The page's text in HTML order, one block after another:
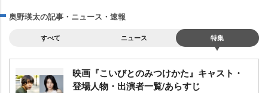
奥野瑛太の記事・ニュース・速報
すべて ニュース 特集
映画『こいびとのみつけかた』キャスト・
登場人物・出演者一覧/あらすじ